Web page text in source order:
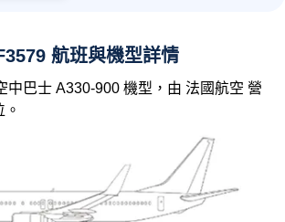
航班與機型詳情
中巴士 A330-900 機型，由 法國航空 營